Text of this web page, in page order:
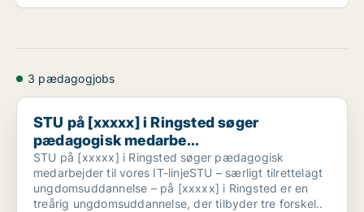
3 pædagogjobs
STU på [xxxxx] i Ringsted søger pædagogisk medarbe...
STU på [xxxxx] i Ringsted søger
pædagogisk medarbe...
STU på [xxxxx] i Ringsted søger pædagogisk
medarbejder til vores IT-linjeSTU – særligt tilrettelagt
ungdomsuddannelse – på [xxxxx] i Ringsted er en
treårig ungdomsuddannelse, der tilbyder tre forskel..